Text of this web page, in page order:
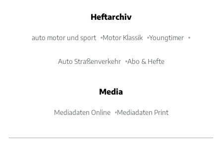
Heftarchiv
auto motor und sport Motor Klassik Youngtimer
Auto Straßenverkehr Abo & Hefte
Media
Mediadaten Online Mediadaten Print